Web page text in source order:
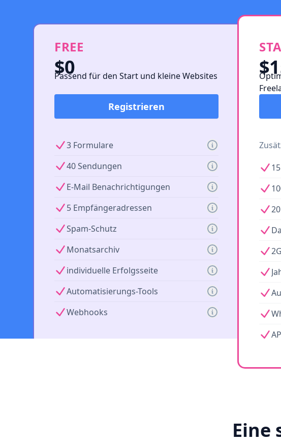
FREE
$0
Passend für den Start und kleine Websites
Registrieren
3 Formulare
40 Sendungen
E-Mail Benachrichtigungen
5 Empfängeradressen
Spam-Schutz
Monatsarchiv
individuelle Erfolgsseite
Automatisierungs-Tools
Webhooks
Eine